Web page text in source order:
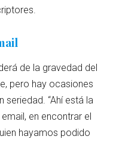
de la gravedad del
pero hay ocasiones
seriedad. “Ahí está la
en encontrar el
hayamos podido